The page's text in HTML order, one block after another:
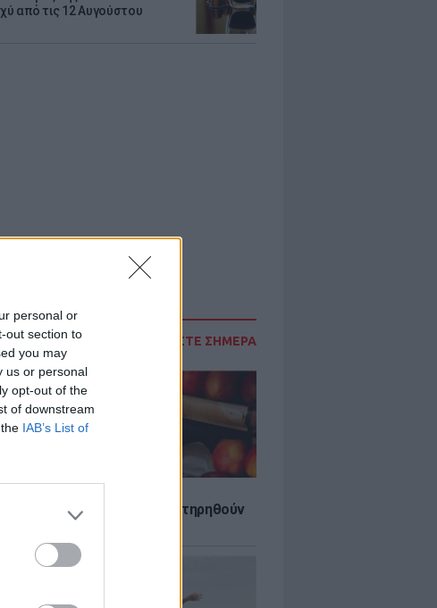
personal or
out section to
you may
us or personal
opt-out of the
of downstream
IAB’s List of
από τις 12 Αυγούστου
ΔΙΑΒΑΣΤΕ ΣΗΜΕΡΑ
φρούτα που μπορουν να διατηρηθούν